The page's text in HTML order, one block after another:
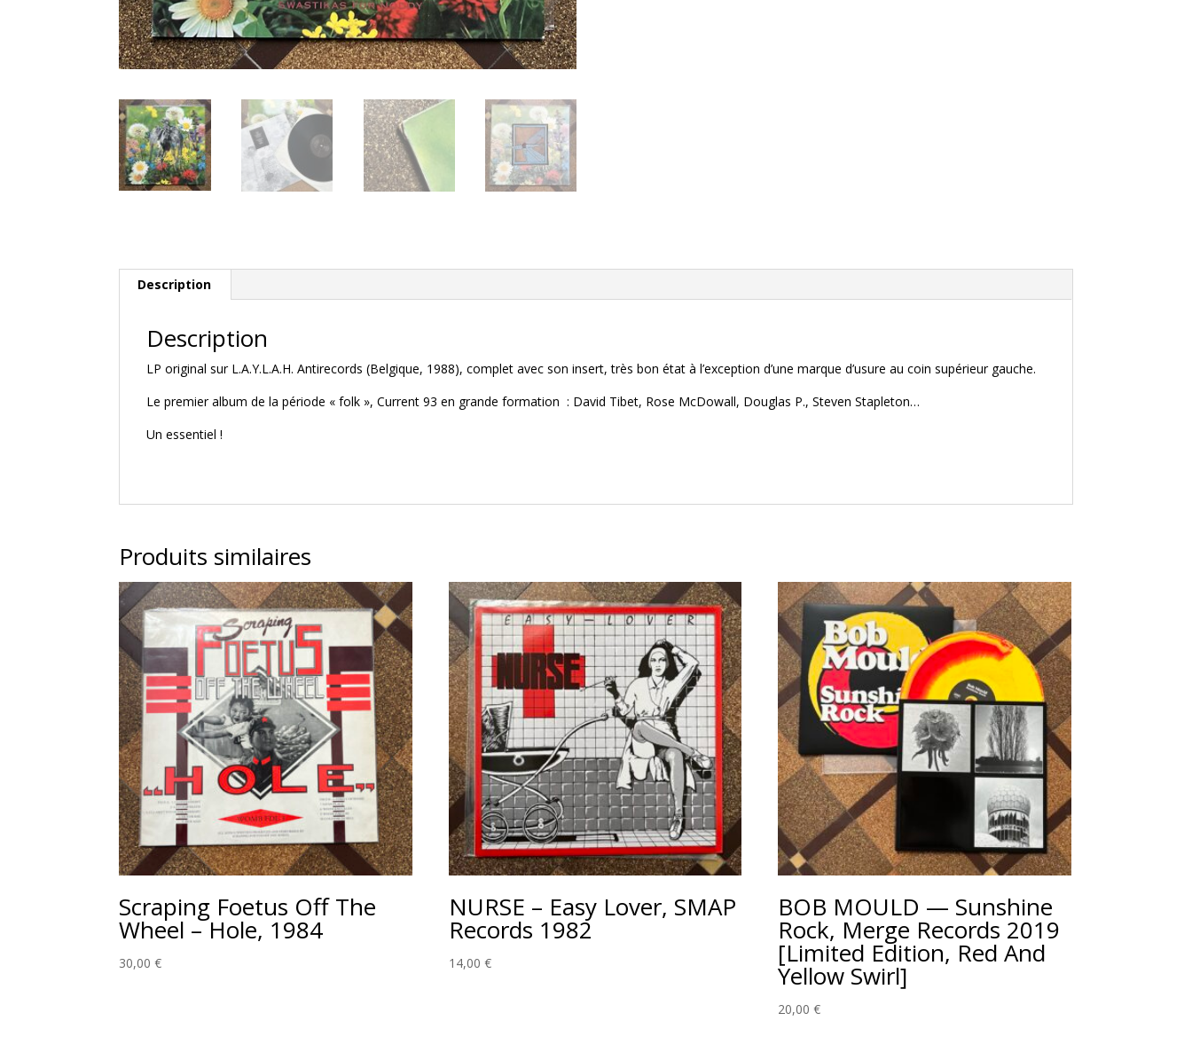
Description
Description
LP original sur L.A.Y.L.A.H. Antirecords (Belgique, 1988), complet avec son insert, très bon état à l’exception d’une marque d’usure au coin supérieur gauche.
Le premier album de la période « folk », Current 93 en grande formation : David Tibet, Rose McDowall, Douglas P., Steven Stapleton…
Un essentiel !
Produits similaires
Scraping Foetus Off The
Wheel – Hole, 1984
30,00€
NURSE – Easy Lover, SMAP
Records 1982
14,00 €
BOB MOULD — Sunshine
Rock, Merge Records 2019
[Limited Edition, Red And
Yellow Swirl]
20,00€